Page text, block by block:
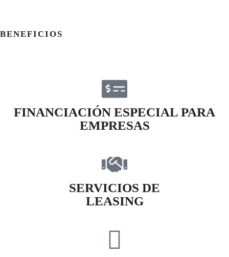
BENEFICIOS
FINANCIACIÓN ESPECIAL PARA
EMPRESAS
SERVICIOS DE
LEASING